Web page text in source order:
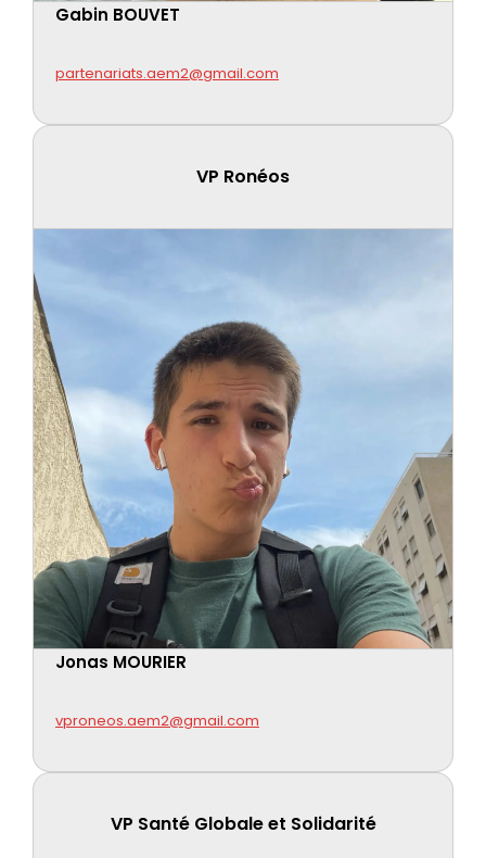
Gabin BOUVET
partenariats.aem2@gmail.com
VP Ronéos
Jonas MOURIER
vproneos.aem2@gmail.com
VP Santé Globale et Solidarité